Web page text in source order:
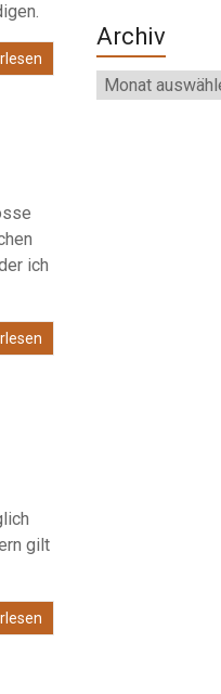
ich
gilt
Archiv
Archiv